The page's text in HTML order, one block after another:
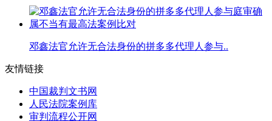
邓鑫法官允许无合法身份的拼多多代理人参与..
友情链接
中国裁判文书网
人民法院案例库
审判流程公开网